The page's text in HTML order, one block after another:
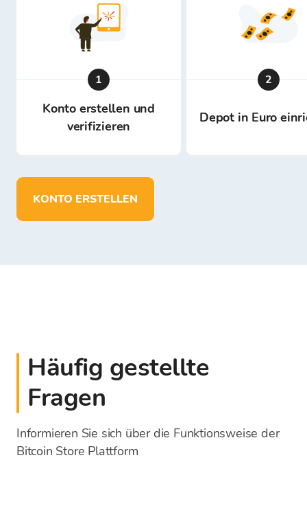
1
Konto erstellen und
verifizieren
2
Depot in Euro
KONTO ERSTELLEN
Häufig gestellte
Fragen
Informieren Sie sich über die Funktionsweise der
Bitcoin Store Plattform